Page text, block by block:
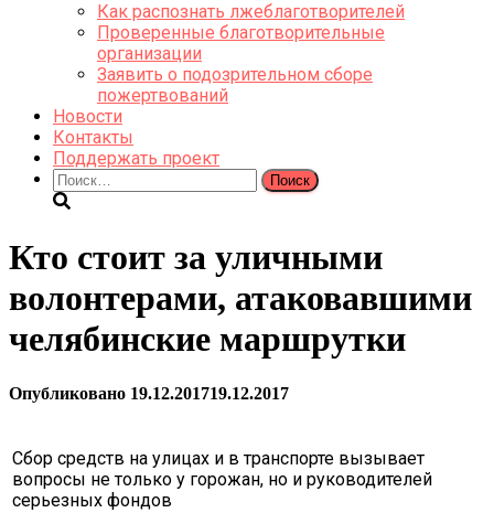
Как распознать лжеблаготворителей
Проверенные благотворительные
организации
Заявить о подозрительном сборе
пожертвований
Новости
Контакты
Поддержать проект
Найти:
Кто стоит за уличными
волонтерами, атаковавшими
челябинские маршрутки
Опубликовано 19.12.201719.12.2017
Сбор средств на улицах и в транспорте вызывает
вопросы не только у горожан, но и руководителей
серьезных фондов